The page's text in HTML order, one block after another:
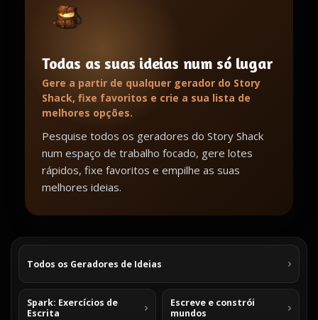
Todas as suas ideias num só lugar
Gere a partir de qualquer gerador do Story
Shack, fixe favoritos e crie a sua lista de
melhores opções.
Pesquise todos os geradores do Story Shack
num espaço de trabalho focado, gere lotes
rápidos, fixe favoritos e empilhe as suas
melhores ideias.
Todos os Geradores de Ideias
Spark: Exercícios de
Escrita
Escreve e constrói
mundos